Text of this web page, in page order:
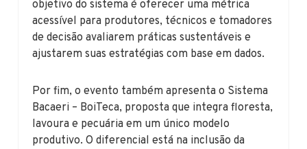
objetivo do sistema é oferecer uma métrica
acessível para produtores, técnicos e tomadores
de decisão avaliarem práticas sustentáveis e
ajustarem suas estratégias com base em dados.
Por fim, o evento também apresenta o Sistema
Bacaeri – BoiTeca, proposta que integra floresta,
lavoura e pecuária em um único modelo
produtivo. O diferencial está na inclusão da